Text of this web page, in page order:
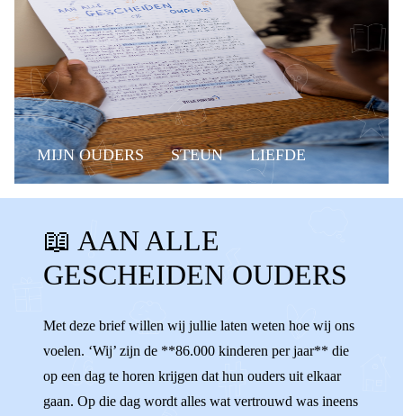
MIJN OUDERS STEUN LIEFDE
WAT DE F@#CK?! KANT KIEZEN
VERLIEFD VERHUIZEN
GESCHEIDEN OUDERS BOODSCHAPPER
NEGATIEF PRATEN ONAARDIG
MISSEN VERDRIET NEGEREN
HOUDEN VAN RUZIE
📖 AAN ALLE
GESCHEIDEN OUDERS
Met deze brief willen wij jullie laten weten hoe wij ons
voelen. ‘Wij’ zijn de **86.000 kinderen per jaar** die
op een dag te horen krijgen dat hun ouders uit elkaar
gaan. Op die dag wordt alles wat vertrouwd was ineens